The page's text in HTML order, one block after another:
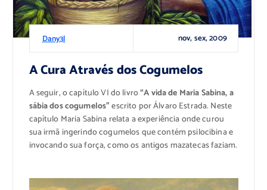
Dany3l nov, sex, 2009
A Cura Através dos Cogumelos
A seguir, o capítulo VI do livro“A vida de Maria Sabina, a
sábia dos cogumelos”escrito por Álvaro Estrada. Neste
capítulo Maria Sabina relata a experiência onde curou
sua irmã ingerindo cogumelos que contém psilocibina e
invocando sua força, como os antigos mazatecas faziam.